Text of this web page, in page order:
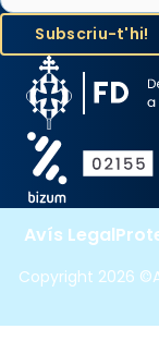
Copyright 2026
Avís Legal